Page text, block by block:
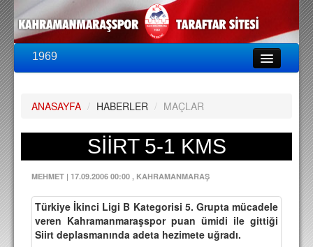
1969
PUAN DURUMU
FİKSTÜR
KADRO
A TAKIM KADROSU
TEKNİK KADRO
TRANSFERLER
ANASAYFA / HABERLER / MAÇLAR
SİİRT 5-1 KMS
MEHMET | 17.09.2006 00:00 , KAHRAMANMARAŞ
Türkiye İkinci Ligi B Kategorisi 5. Grupta mücadele
veren Kahramanmaraşspor puan ümidi ile gittiği
Siirt deplasmanında adeta hezimete uğradı.